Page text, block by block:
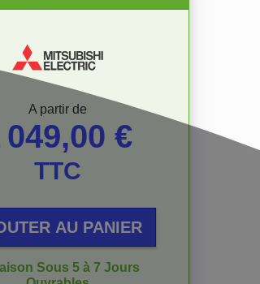
A partir de
049,00 €
TTC
AU PANIER
Sous 5 à 7 Jours